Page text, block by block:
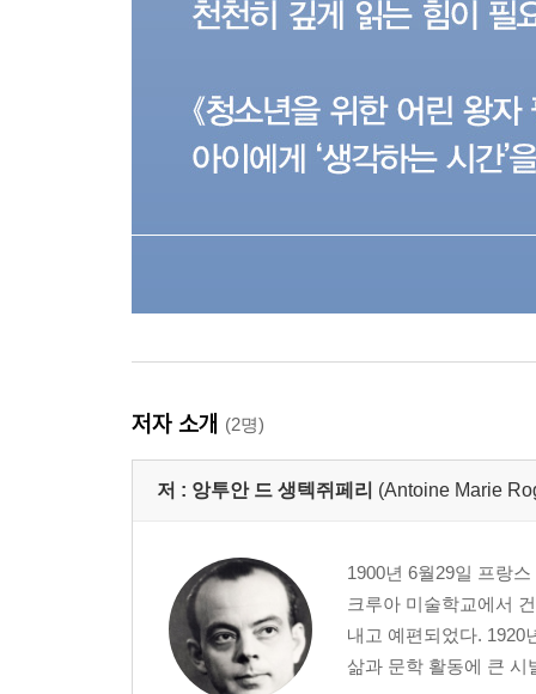
저자 소개 (2명)
저 : 앙투안 드 생텍쥐페리 (Antoine Marie
1900년 6월29일 프랑
크루아 미술학교에서
내고 예편되었다. 1920
삶과 문학 활동에 큰 시